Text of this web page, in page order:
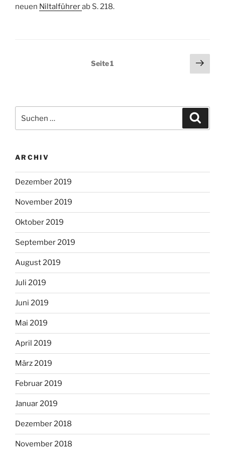
neuen Niltalführerab S. 218.
Seitennummerierung
Seite1
nach:
ARCHIV
Dezember 2019
November 2019
Oktober 2019
September 2019
August 2019
Juli 2019
Juni 2019
Mai 2019
April 2019
März 2019
Februar 2019
Januar 2019
Dezember 2018
November 2018